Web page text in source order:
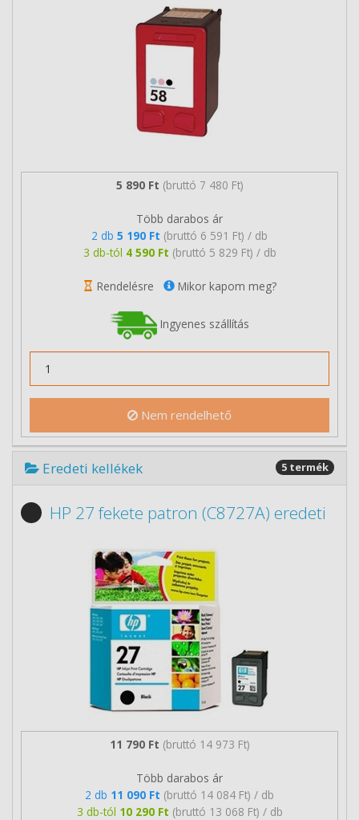
5 890 Ft (bruttó 7 480 Ft)
Több darabos ár
2 db 5 190 Ft (bruttó 6 591 Ft) / db
3 db-tól 4 590 Ft (bruttó 5 829 Ft) / db
Rendelésre Mikor kapom meg?
Ingyenes szállítás
Nem rendelhető
Eredeti kellékek 5 termék
HP 27 fekete patron (C8727A) eredeti
11 790 Ft (bruttó 14 973 Ft)
Több darabos ár
2 db 11 090 Ft (bruttó 14 084 Ft) / db
3 db-tól 10 290 Ft (bruttó 13 068 Ft) / db